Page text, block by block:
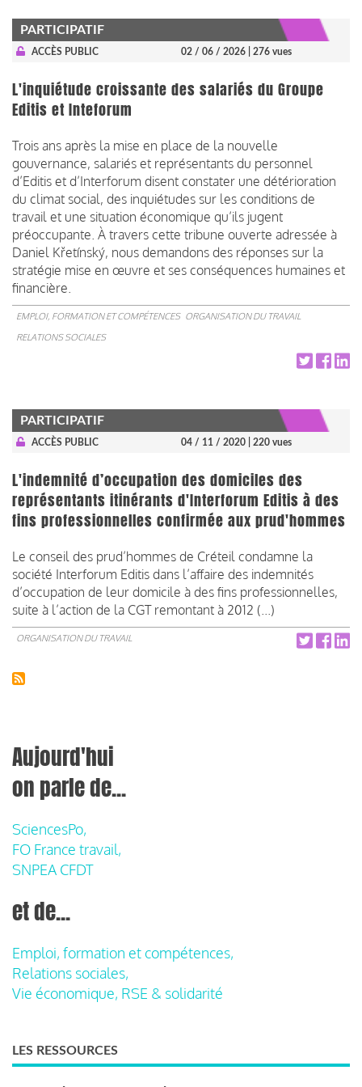
PARTICIPATIF
ACCÈS PUBLIC 02 / 06 / 2026 | 276 vues
L'inquiétude croissante des salariés du Groupe
Editis et Inteforum
Trois ans après la mise en place de la nouvelle
gouvernance, salariés et représentants du personnel
d’Editis et d’Interforum disent constater une détérioration
du climat social, des inquiétudes sur les conditions de
travail et une situation économique qu’ils jugent
préoccupante. À travers cette tribune ouverte adressée à
Daniel Křetínský, nous demandons des réponses sur la
stratégie mise en œuvre et ses conséquences humaines et
financière.
EMPLOI, FORMATION ET COMPÉTENCES ORGANISATION DU TRAVAIL
RELATIONS SOCIALES
PARTICIPATIF
ACCÈS PUBLIC 04 / 11 / 2020 | 220 vues
L'indemnité d’occupation des domiciles des
représentants itinérants d'Interforum Editis à des
fins professionnelles confirmée aux prud'hommes
Le conseil des prud’hommes de Créteil condamne la
société Interforum Editis dans l’affaire des indemnités
d’occupation de leur domicile à des fins professionnelles,
suite à l’action de la CGT remontant à 2012 (...) ​​​​​​​
ORGANISATION DU TRAVAIL
Aujourd'hui
on parle de...
SciencesPo,
FO France travail,
SNPEA CFDT
et de...
Emploi, formation et compétences,
Relations sociales,
Vie économique, RSE & solidarité
LES RESSOURCES